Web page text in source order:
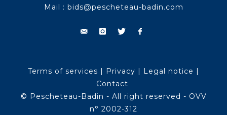
Mail : bids@pescheteau-badin.com
Terms of services | Privacy | Legal notice |
Contact
© Pescheteau-Badin - All right reserved - OVV
n° 2002-312